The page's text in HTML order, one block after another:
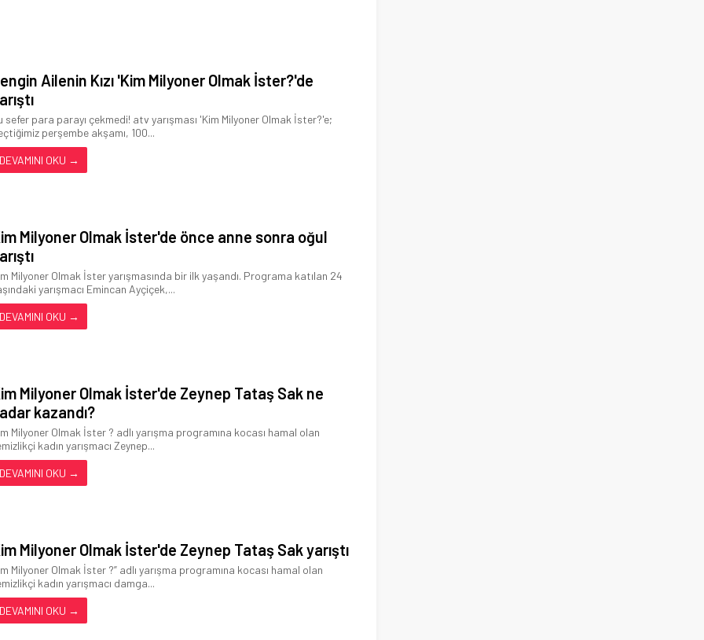
Ailenin Kızı 'Kim Milyoner Olmak İster?'de
sefer para parayı çekmedi! atv yarışması 'Kim Milyoner Olmak İster?'e;
perşembe akşamı, 100...
DEVAMINI OKU →
Milyoner Olmak İster'de önce anne sonra oğul
Milyoner Olmak İster yarışmasında bir ilk yaşandı. Programa katılan 24
yarışmacı Emincan Ayçiçek,...
DEVAMINI OKU →
Milyoner Olmak İster'de Zeynep Tataş Sak ne
kazandı?
Milyoner Olmak İster ? adlı yarışma programına kocası hamal olan
kadın yarışmacı Zeynep...
DEVAMINI OKU →
Milyoner Olmak İster'de Zeynep Tataş Sak yarıştı
Milyoner Olmak İster ?” adlı yarışma programına kocası hamal olan
kadın yarışmacı damga...
DEVAMINI OKU →